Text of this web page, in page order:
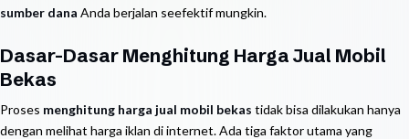
sumber dana Anda berjalan seefektif mungkin.
Dasar-Dasar Menghitung Harga Jual Mobil
Bekas
Proses menghitung harga jual mobil bekas tidak bisa dilakukan hanya
dengan melihat harga iklan di internet. Ada tiga faktor utama yang